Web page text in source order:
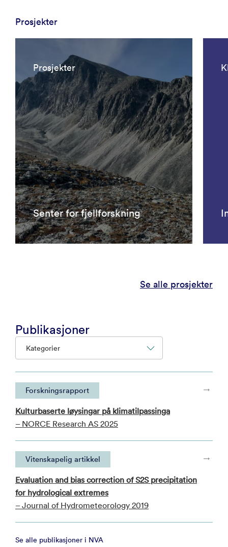
Prosjekter
Prosjekter
Senter for fjellforskning
Se alle prosjekter
Publikasjoner
Kategorier
Forskningsrapport
Kulturbaserte løysingar på klimatilpassinga
– NORCE Research AS 2025
Vitenskapelig artikkel
Evaluation and bias correction of S2S precipitation
for hydrological extremes
– Journal of Hydrometeorology 2019
Se alle publikasjoner i NVA